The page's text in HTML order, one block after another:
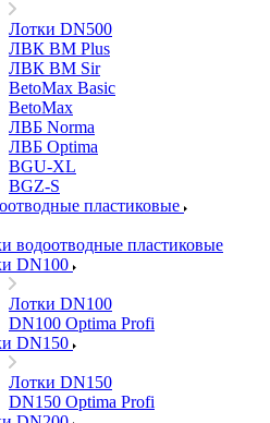
Лотки DN500
ЛВК ВМ Plus
ЛВК ВМ Sir
BetoMax Basic
BetoMax
ЛВБ Norma
ЛВБ Optima
BGU-XL
BGZ-S
пластиковые
водоотводные пластиковые
DN100
Лотки DN100
DN100 Optima Profi
DN150
Лотки DN150
DN150 Optima Profi